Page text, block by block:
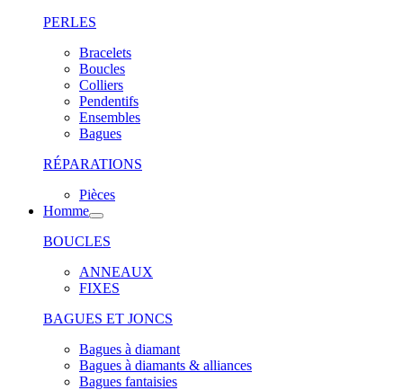
PERLES
Bracelets
Boucles
Colliers
Pendentifs
Ensembles
Bagues
RÉPARATIONS
Pièces
Homme
BOUCLES
ANNEAUX
FIXES
BAGUES ET JONCS
Bagues à diamant
Bagues à diamants & alliances
Bagues fantaisies